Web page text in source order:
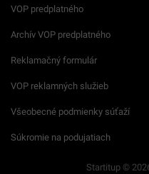
VOP predplatného
Archív VOP predplatného
Reklamačný formulár
VOP reklamných služieb
Všeobecné podmienky súťaží
Súkromie na podujatiach
Startitup ©